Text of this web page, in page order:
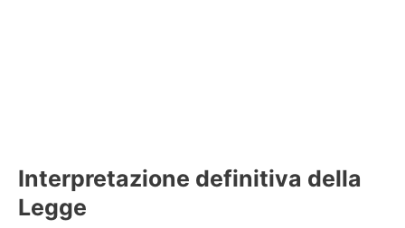
Interpretazione definitiva della
Legge